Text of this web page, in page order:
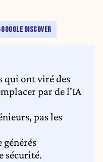
GOOGLE DISCOVER
qui ont viré des
par de l'IA
pas les
générés
sécurité.